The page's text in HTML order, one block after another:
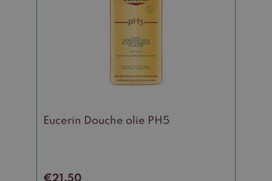
Eucerin Douche olie PH5
€21,50